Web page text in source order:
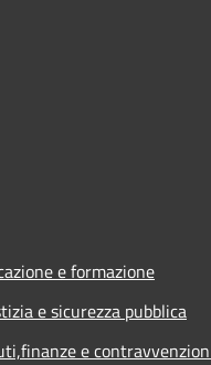
e formazione
e sicurezza pubblica
e